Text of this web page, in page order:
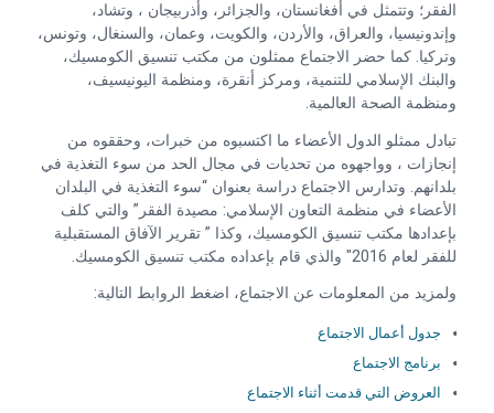
الفقر؛ وتتمثل في أفغانستان، والجزائر، وأذربيجان ، وتشاد،
وإندونيسيا، والعراق، والأردن، والكويت، وعمان، والسنغال، وتونس،
وتركيا. كما حضر الاجتماع ممثلون من مكتب تنسيق الكومسيك،
والبنك الإسلامي للتنمية، ومركز أنقرة، ومنظمة اليونيسيف،
ومنظمة الصحة العالمية.
تبادل ممثلو الدول الأعضاء ما اكتسبوه من خبرات، وحققوه من
إنجازات ، وواجهوه من تحديات في مجال الحد من سوء التغذية في
بلدانهم. وتدارس الاجتماع دراسة بعنوان “سوء التغذية في البلدان
الأعضاء في منظمة التعاون الإسلامي: مصيدة الفقر” والتي كلف
بإعدادها مكتب تنسيق الكومسيك، وكذا ” تقرير الآفاق المستقبلية
للفقر لعام 2016″ والذي قام بإعداده مكتب تنسيق الكومسيك.
ولمزيد من المعلومات عن الاجتماع، اضغط الروابط التالية:
جدول أعمال الاجتماع
برنامج الاجتماع
العروض التي قدمت أثناء الاجتماع